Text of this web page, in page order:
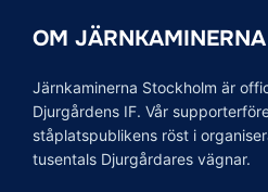
OM
Järnkaminerna Stockholm är
Djurgårdens IF. Vår
ståplatspublikens röst i
tusentals Djurgårdares vägnar.